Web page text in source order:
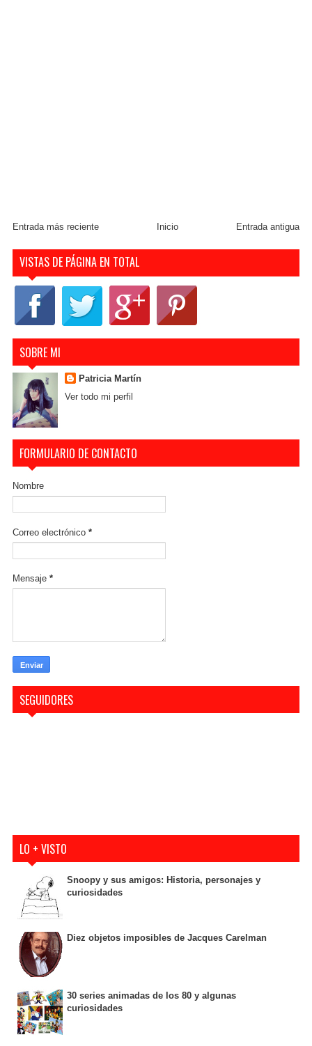
Entrada más reciente Entrada antigua
Inicio
VISTAS DE PÁGINA EN TOTAL
SOBRE MI
Patricia Martín
Ver todo mi perfil
FORMULARIO DE CONTACTO
Nombre
Correo electrónico *
Mensaje *
SEGUIDORES
LO + VISTO
Snoopy y sus amigos: Historia, personajes y
curiosidades
Diez objetos imposibles de Jacques Carelman
30 series animadas de los 80 y algunas
curiosidades